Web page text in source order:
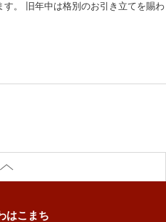
。 旧年中は格別のお引き立てを賜
はこまち